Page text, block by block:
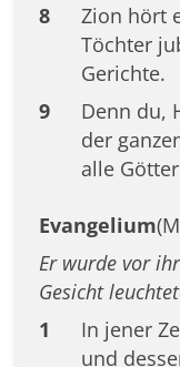
8
Zion hört
Töchter
Gerichte.
9
Denn du,
der
alle
Evangelium
Er wurde vor
Gesicht
1
In jener
und